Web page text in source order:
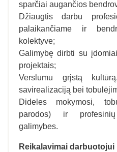
sparčiai augančios
Džiaugtis darbu
palaikančiame ir
kolektyve;
Galimybę dirbti su
projektais;
Verslumu grįstą
savirealizaciją bei
Dideles mokymosi,
parodos) ir
galimybes.
Reikalavimai darbuotojui